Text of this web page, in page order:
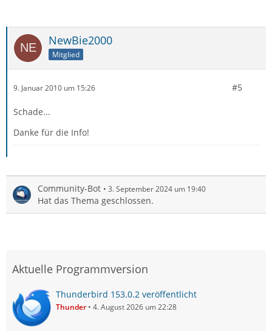
NewBie2000
Mitglied
9. Januar 2010 um 15:26 #5
Schade...
Danke für die Info!
Community-Bot 3. September 2024 um 19:40
Hat das Thema geschlossen.
Aktuelle Programmversion
Thunderbird 153.0.2 veröffentlicht
Thunder 4. August 2026 um 22:28